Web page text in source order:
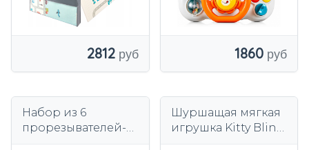
2812 1860
Набор из 6
прорезывателей-
Шуршащая мягкая
игрушка Kitty Blink